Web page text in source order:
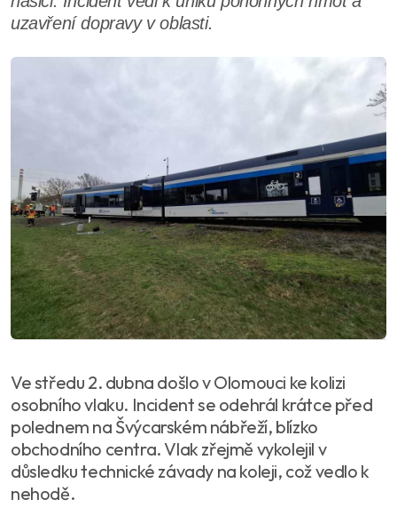
uzavření dopravy v oblasti.
Ve středu 2. dubna došlo v Olomouci ke kolizi
osobního vlaku. Incident se odehrál krátce před
polednem na Švýcarském nábřeží, blízko
obchodního centra. Vlak zřejmě vykolejil v
důsledku technické závady na koleji, což vedlo k
nehodě.